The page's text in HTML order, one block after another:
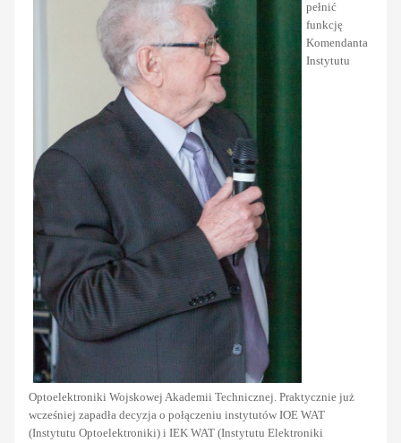
pełnić
funkcję
Komendanta
Instytutu
Optoelektroniki Wojskowej Akademii Technicznej. Praktycznie już
wcześniej zapadła decyzja o połączeniu instytutów IOE WAT
(Instytutu Optoelektroniki) i IEK WAT (Instytutu Elektroniki